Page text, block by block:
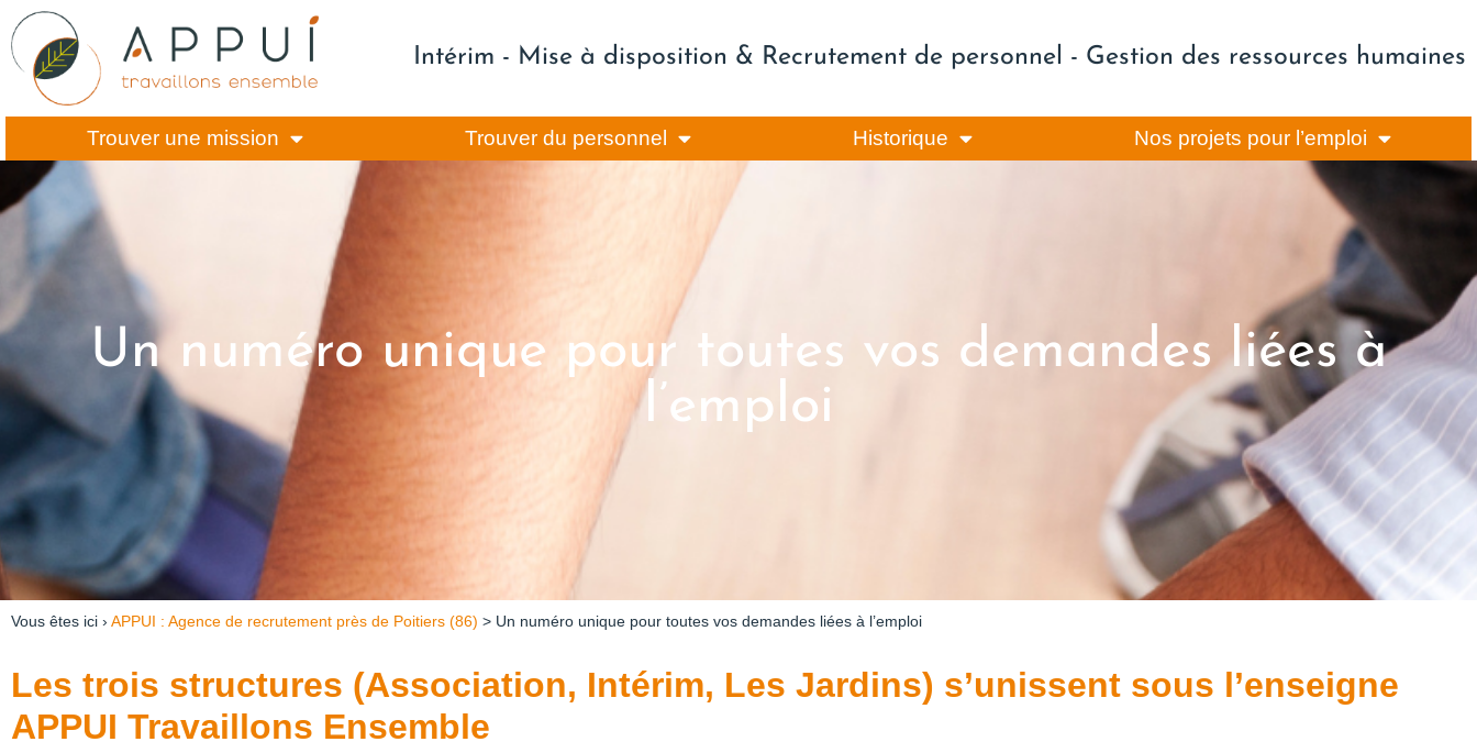
Intérim - Mise à disposition & Recrutement de personnel - Gestion des ressources humaines
Trouver une mission Trouver du personnel Historique Nos projets pour l’emploi
Un numéro unique pour toutes vos demandes liées à
l’emploi
Vous êtes ici › APPUI : Agence de recrutement près de Poitiers (86) > Un numéro unique pour toutes vos demandes liées à l’emploi
Les trois structures (Association, Intérim, Les Jardins) s’unissent sous l’enseigne
APPUI Travaillons Ensemble